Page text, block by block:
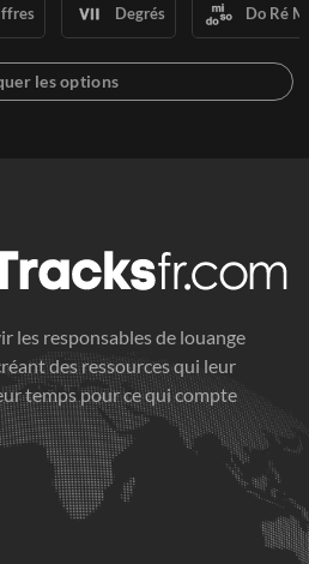
Degrés Do Ré
les responsables de louange
des ressources qui leur
temps pour ce qui compte